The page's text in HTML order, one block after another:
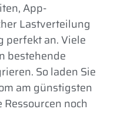
App-
Lastverteilung
perfekt an. Viele
bestehende
So laden Sie
am günstigsten
noch